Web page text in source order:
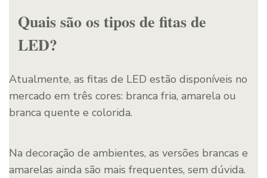
Quais são os tipos de fitas de
LED?
Atualmente, as fitas de LED estão disponíveis no
mercado em três cores: branca fria, amarela ou
branca quente e colorida.
Na decoração de ambientes, as versões brancas e
amarelas ainda são mais frequentes, sem dúvida.